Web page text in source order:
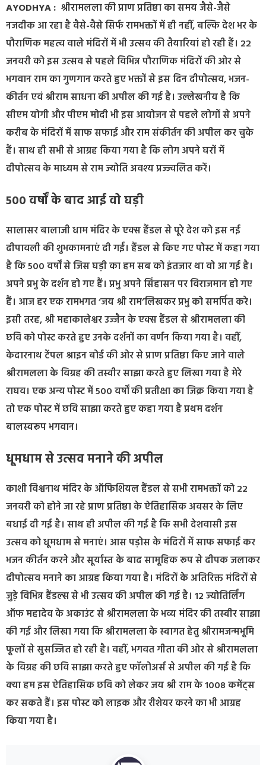
AYODHYA : श्रीरामलला की प्राण प्रतिष्ठा का समय जैसे-जैसे
नजदीक आ रहा है वैसे-वैसे सिर्फ रामभक्तों में ही नहीं, बल्कि देश भर के
पौराणिक महत्व वाले मंदिरों में भी उत्सव की तैयारियां हो रही हैं। 22
जनवरी को इस उत्सव से पहले विभिन्न पौराणिक मंदिरों की ओर से
भगवान राम का गुणगान करते हुए भक्तों से इस दिन दीपोत्सव, भजन-
कीर्तन एवं श्रीराम साधना की अपील की गई है। उल्लेखनीय है कि
सीएम योगी और पीएम मोदी भी इस आयोजन से पहले लोगों से अपने
करीब के मंदिरों में साफ सफाई और राम संकीर्तन की अपील कर चुके
हैं। साथ ही सभी से आग्रह किया गया है कि लोग अपने घरों में
दीपोत्सव के माध्यम से राम ज्योति अवश्य प्रज्ज्वलित करें।
500 वर्षों के बाद आई वो घड़ी
सालासर बालाजी धाम मंदिर के एक्स हैंडल से पूरे देश को इस नई
दीपावली की शुभकामनाएं दी गईं। हैंडल से किए गए पोस्ट में कहा गया
है कि 500 वर्षों से जिस घड़ी का हम सब को इंतजार था वो आ गई है।
अपने प्रभु के दर्शन हो गए हैं। प्रभु अपने सिंहासन पर विराजमान हो गए
हैं। आज हर एक रामभगत ‘जय श्री राम’लिखकर प्रभु को समर्पित करे।
इसी तरह, श्री महाकालेश्वर उज्जैन के एक्स हैंडल से श्रीरामलला की
छवि को पोस्ट करते हुए उनके दर्शनों का वर्णन किया गया है। वहीं,
केदारनाथ टेंपल श्राइन बोर्ड की ओर से प्राण प्रतिष्ठा किए जाने वाले
श्रीरामलला के विग्रह की तस्वीर साझा करते हुए लिखा गया है मेरे
राघव। एक अन्य पोस्ट में 500 वर्षों की प्रतीक्षा का जिक्र किया गया है
तो एक पोस्ट में छवि साझा करते हुए कहा गया है प्रथम दर्शन
बालस्वरूप भगवान।
धूमधाम से उत्सव मनाने की अपील
काशी विश्वनाथ मंदिर के ऑफिशियल हैंडल से सभी रामभक्तों को 22
जनवरी को होने जा रहे प्राण प्रतिष्ठा के ऐतिहासिक अवसर के लिए
बधाई दी गई है। साथ ही अपील की गई है कि सभी देशवासी इस
उत्सव को धूमधाम से मनाएं। आस पड़ोस के मंदिरों में साफ सफाई कर
भजन कीर्तन करने और सूर्यास्त के बाद सामूहिक रूप से दीपक जलाकर
दीपोत्सव मनाने का आग्रह किया गया है। मंदिरों के अतिरिक्त मंदिरों से
जुड़े विभिन्न हैंडल्स से भी उत्सव की अपील की गई है। 12 ज्योतिर्लिंग
ऑफ महादेव के अकाउंट से श्रीरामलला के भव्य मंदिर की तस्वीर साझा
की गई और लिखा गया कि श्रीरामलला के स्वागत हेतु श्रीरामजन्मभूमि
फूलों से सुसज्जित हो रही है। वहीं, भगवत गीता की ओर से श्रीरामलला
के विग्रह की छवि साझा करते हुए फॉलोअर्स से अपील की गई है कि
क्या हम इस ऐतिहासिक छवि को लेकर जय श्री राम के 1008 कमेंट्स
कर सकते हैं। इस पोस्ट को लाइक और रीशेयर करने का भी आग्रह
किया गया है।